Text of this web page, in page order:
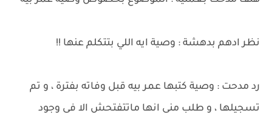
نظر ادهم بدهشة : وصية ايه اللي بتتكلم عنها !!
رد مدحت : وصية كتبها عمر بيه قبل وفاته بفترة ، و تم
تسجيلها ، و طلب مني انها ماتتفتحش الا في وجود